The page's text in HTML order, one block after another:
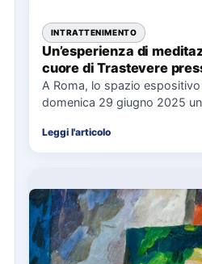
INTRATTENIMENTO
Un’esperienza di
cuore di Trastevere
A Roma, lo spazio
domenica 29 giugno 2025
Leggi l'articolo